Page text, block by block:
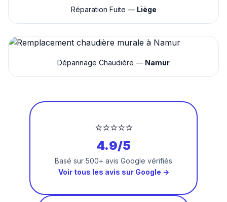
Réparation Fuite — Liège
Dépannage Chaudière — Namur
⭐⭐⭐⭐⭐
4.9/5
Basé sur 500+ avis Google vérifiés
Voir tous les avis sur Google →